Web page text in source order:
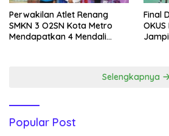
Perwakilan Atlet Renang
SMKN 3 O2SN Kota Metro
Mendapatkan 4 Mendali
Final
Selengkapnya
Popular Post